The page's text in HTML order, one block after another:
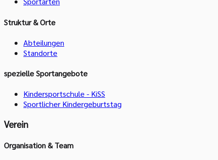
Struktur & Orte
Abteilungen
Standorte
spezielle Sportangebote
Kindersportschule - KiSS
Sportlicher Kindergeburtstag
Verein
Organisation & Team